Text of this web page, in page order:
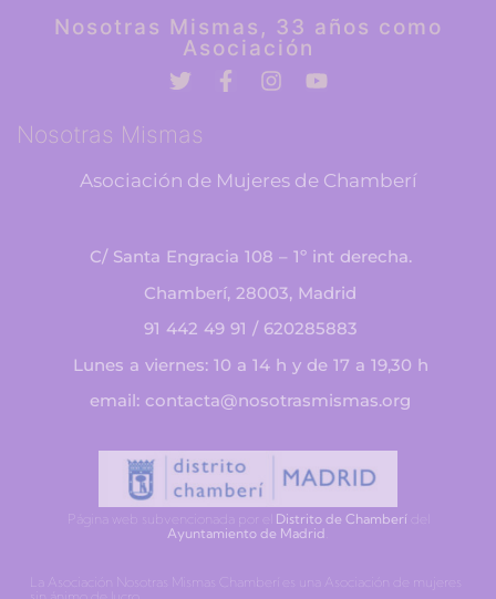
Nosotras Mismas, 33 años como
Asociación
Nosotras Mismas
Asociación de Mujeres de Chamberí
C/ Santa Engracia 108 – 1º int derecha.
Chamberí, 28003, Madrid
91 442 49 91 / 620285883
Lunes a viernes: 10 a 14 h y de 17 a 19,30 h
email: contacta@nosotrasmismas.org
Página web subvencionada por el Distrito de Chamberídel
Ayuntamiento de Madrid
La Asociación Nosotras Mismas Chamberí es una Asociación de mujeres